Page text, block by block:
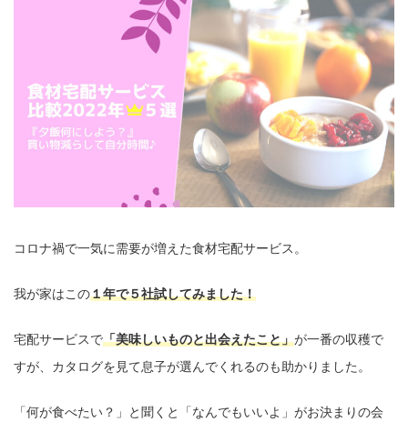
コロナ禍で一気に需要が増えた食材宅配サービス。
我が家はこの１年で５社試してみました！
宅配サービスで「美味しいものと出会えたこと」が一番の収穫で
すが、カタログを見て息子が選んでくれるのも助かりました。
「何が食べたい？」と聞くと「なんでもいいよ」がお決まりの会